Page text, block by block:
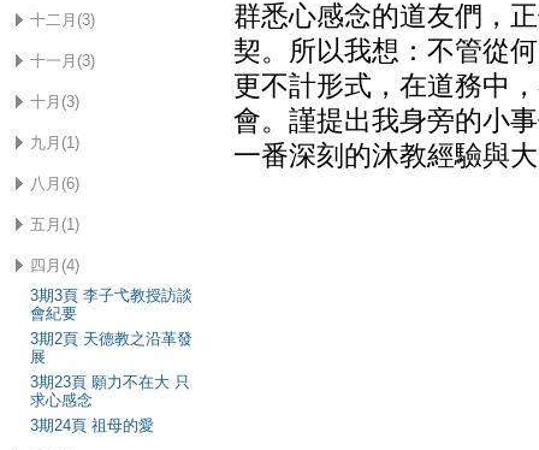
十二月(3)
十一月(3)
十月(3)
九月(1)
八月(6)
五月(1)
四月(4)
3期3頁 李子弋教授訪談
會紀要
3期2頁 天德教之沿革發
展
3期23頁 願力不在大 只
求心感念
3期24頁 祖母的愛
群悉心感念的道友們，
契。所以我想：不管從
更不計形式，在道務中
會。謹提出我身旁的小
一番深刻的沐教經驗與